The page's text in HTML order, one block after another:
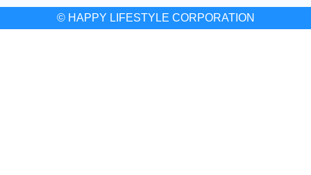
© HAPPY LIFESTYLE CORPORATION